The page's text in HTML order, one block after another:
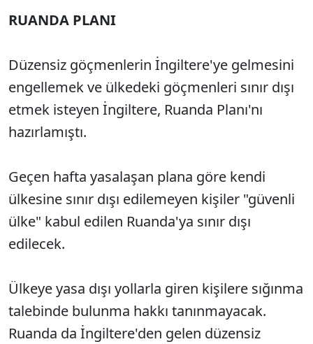
RUANDA PLANI
Düzensiz göçmenlerin İngiltere'ye gelmesini
engellemek ve ülkedeki göçmenleri sınır dışı
etmek isteyen İngiltere, Ruanda Planı'nı
hazırlamıştı.
Geçen hafta yasalaşan plana göre kendi
ülkesine sınır dışı edilemeyen kişiler "güvenli
ülke" kabul edilen Ruanda'ya sınır dışı
edilecek.
Ülkeye yasa dışı yollarla giren kişilere sığınma
talebinde bulunma hakkı tanınmayacak.
Ruanda da İngiltere'den gelen düzensiz